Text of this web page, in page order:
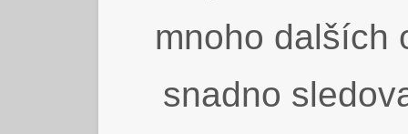
mnoho dalších
snadno